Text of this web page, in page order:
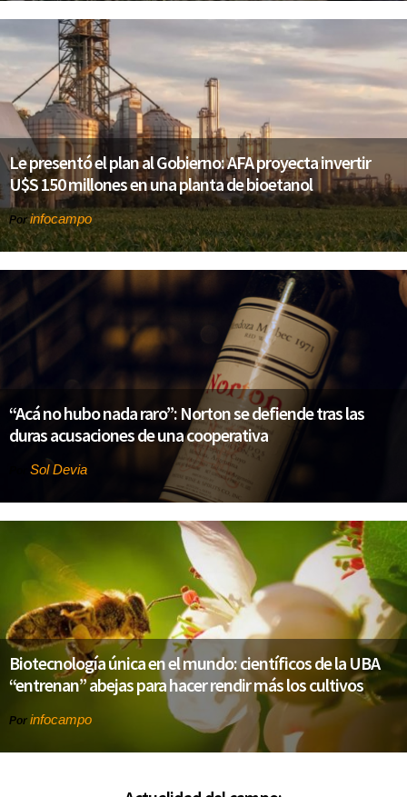
Le presentó el plan al Gobierno: AFA proyecta invertir
U$S 150 millones en una planta de bioetanol
Porinfocampo
“Acá no hubo nada raro”: Norton se defiende tras las
duras acusaciones de una cooperativa
Sol Devia
Biotecnología única en el mundo: científicos de la UBA
“entrenan” abejas para hacer rendir más los cultivos
Por infocampo